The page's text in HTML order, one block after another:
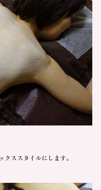
ススタイルにします。